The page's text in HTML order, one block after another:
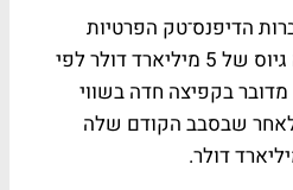
הדיפנס־טק הפרטיות
הבולטות בארה״ב, השלימה גיוס של 5 מיליארד דולר לפי
דולר. מדובר בקפיצה חדה בשווי
שבסבב הקודם שלה